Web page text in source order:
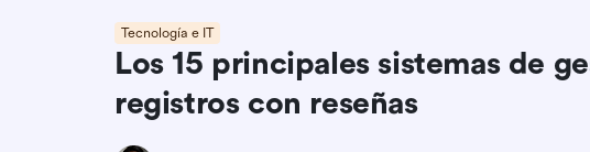
Tecnología e IT
Los 15 principales sistemas de
registros con reseñas